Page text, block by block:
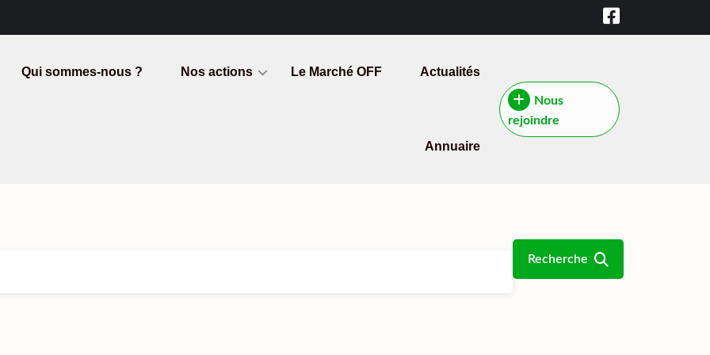
Qui sommes-nous ? Nos actions Le Marché OFF Actualités
Annuaire
Nous
rejoindre
Recherche